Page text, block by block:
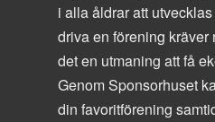
i alla åldrar att
driva en förening kräver
det en utmaning att få
Genom Sponsorhuset
din favoritförening